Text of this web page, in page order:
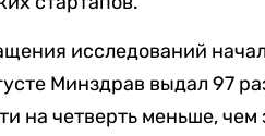
исследований
Минздрав выдал 97
на четверть меньше,